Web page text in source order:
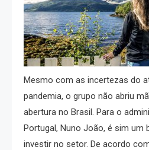
Mesmo com as incertezas do
pandemia, o grupo não abriu
abertura no Brasil. Para o
Portugal, Nuno João, é sim um
investir no setor. De acordo